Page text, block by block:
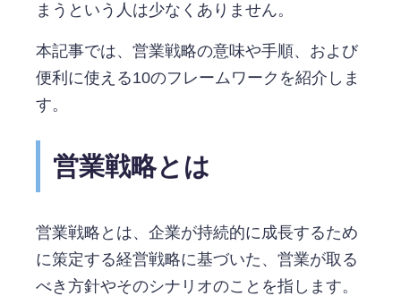
まうという人は少なくありません。
本記事では、営業戦略の意味や手順、および
便利に使える10のフレームワークを紹介しま
す。
営業戦略とは
営業戦略とは、企業が持続的に成長するため
に策定する経営戦略に基づいた、営業が取る
べき方針やそのシナリオのことを指します。